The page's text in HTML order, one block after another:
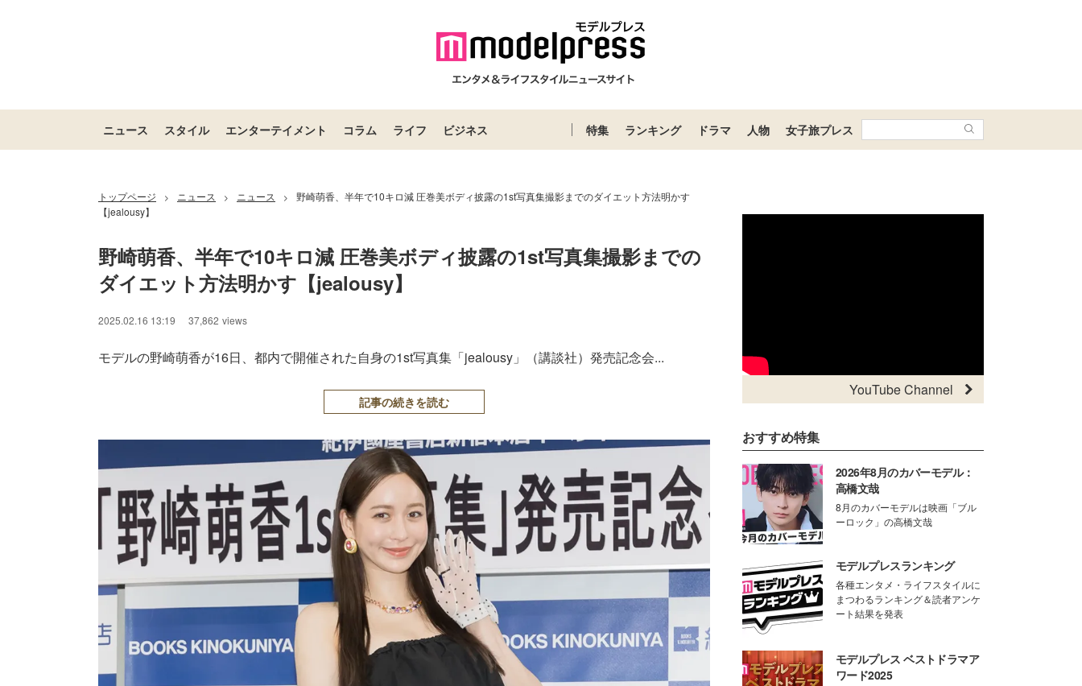
ニュース スタイル エンターテイメント コラム ライフ ビジネス 特集 ランキング ドラマ 人物 女子旅プレス
トップページ > ニュース > ニュース >
野崎萌香、半年で10キロ減 圧巻美ボディ披露の1st写真集撮影までのダイエット方法明かす
【jealousy】
野崎萌香、半年で10キロ減 圧巻美ボディ披露の1st写真集撮影までの
ダイエット方法明かす【jealousy】
2025.02.16 13:19 37,862 views
モデルの野崎萌香が16日、都内で開催された自身の1st写真集「jealousy」（講談社）発売記念会...
記事の続きを読む
YouTube Channel
おすすめ特集
2026年8月のカバーモデル：
高橋文哉
8月のカバーモデルは映画「ブル
ーロック」の高橋文哉
モデルプレスランキング
各種エンタメ・ライフスタイルに
まつわるランキング＆読者アンケ
ート結果を発表
モデルプレス ベストドラマア
ワード2025